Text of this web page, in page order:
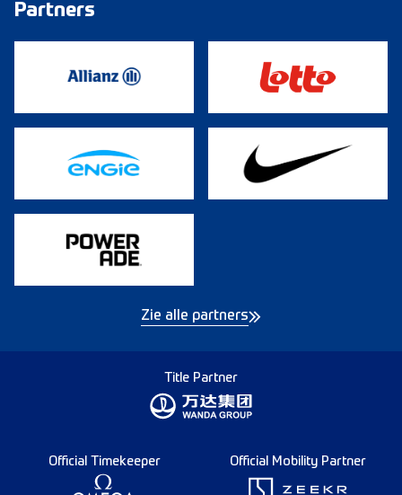
Partners
Zie alle partners
Title Partner
Official Timekeeper Official Mobility Partner